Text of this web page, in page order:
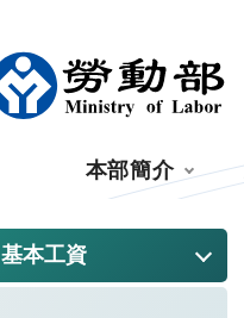
本部簡介
基本工資